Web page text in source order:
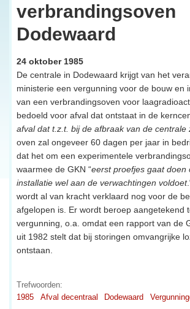
verbrandingsoven
Dodewaard
24 oktober 1985
De centrale in Dodewaard krijgt van het
ministerie een vergunning voor de bouw en
van een verbrandingsoven voor
bedoeld voor afval dat ontstaat in de
afval dat t.z.t. bij de afbraak van de centrale
oven zal ongeveer 60 dagen per jaar in
dat het om een experimentele
waarmee de GKN “eerst proefjes gaat doen
installatie wel aan de verwachtingen voldoet
wordt al van kracht verklaard nog voor de
afgelopen is. Er wordt beroep aangetekend
vergunning, o.a. omdat een rapport van de
uit 1982 stelt dat bij storingen omvangrijke
ontstaan.
Trefwoorden:
1985
Afval decentraal Dodewaard